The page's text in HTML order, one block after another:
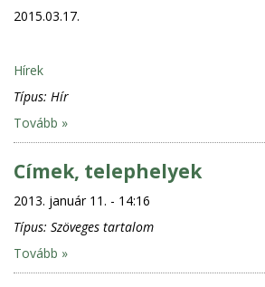
2015.03.17.
Hírek
Típus: Hír
Tovább »
Címek, telephelyek
2013. január 11. - 14:16
Típus: Szöveges tartalom
Tovább »